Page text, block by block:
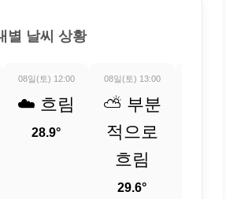
별 날씨 상황
08일(토) 12:00
☁️ 흐림
28.9°
08일(토) 13:00
⛅ 부분
적으로
흐림
29.6°